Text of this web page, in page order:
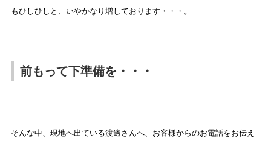
もひしひしと、いやかなり増しております・・・。
前もって下準備を・・・
そんな中、現地へ出ている渡邊さんへ、お客様からのお電話をお伝え